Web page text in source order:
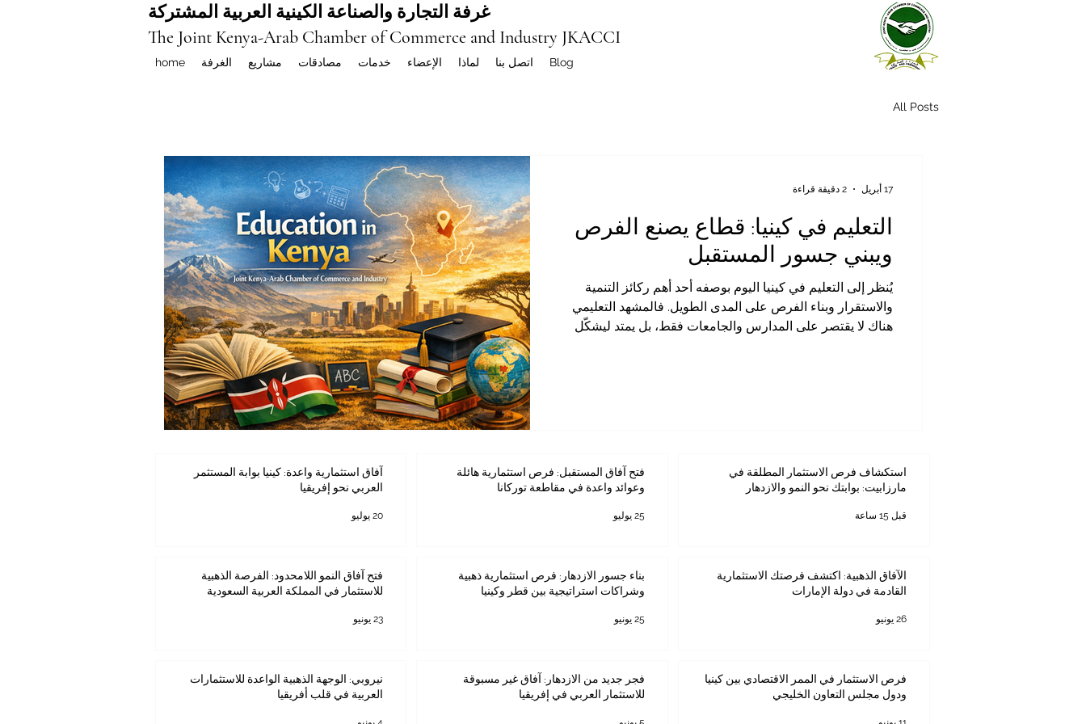
غرفة التجارة والصناعة الكينية العربية المشتركة
The Joint Kenya-Arab Chamber of Commerce and Industry JKACCI
home الغرفة مشاريع مصادقات خدمات الإعضاء لماذا اتصل بنا Blog
All Posts
التعليم في كينيا: قطاع يصنع الفرص
ويبني جسور المستقبل
يُنظر إلى التعليم في كينيا اليوم بوصفه أحد أهم ركائز التنمية
والاستقرار وبناء الفرص على المدى الطويل. فالمشهد التعليمي
هناك لا يقتصر على المدارس والجامعات فقط، بل يمتد ليشكّل
17 أبريل 2 دقيقة قراءة
استكشاف فرص الاستثمار المطلقة في
مارزابيت: بوابتك نحو النمو والازدهار
قبل 15 ساعة
فتح آفاق المستقبل: فرص استثمارية هائلة
وعوائد واعدة في مقاطعة توركانا
25 يوليو
آفاق استثمارية واعدة: كينيا بوابة المستثمر
العربي نحو إفريقيا
20 يوليو
الآفاق الذهبية: اكتشف فرصتك الاستثمارية
القادمة في دولة الإمارات
26 يونيو
بناء جسور الازدهار: فرص استثمارية ذهبية
وشراكات استراتيجية بين قطر وكينيا
25 يونيو
فتح آفاق النمو اللامحدود: الفرصة الذهبية
للاستثمار في المملكة العربية السعودية
23 يونيو
فرص الاستثمار في الممر الاقتصادي بين كينيا
ودول مجلس التعاون الخليجي
فجر جديد من الازدهار: آفاق غير مسبوقة
للاستثمار العربي في إفريقيا
نيروبي: الوجهة الذهبية الواعدة للاستثمارات
العربية في قلب أفريقيا